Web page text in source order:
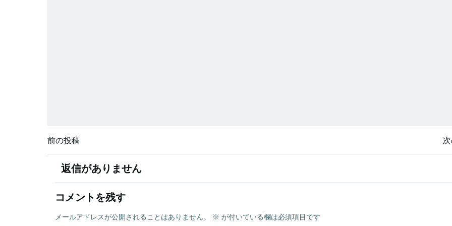
投
稿
ナ
ビ
前の投稿
ビ
返信がありません
コメントを残す
メールアドレスが公開されることはありません。 ※ が付いている欄は必須項目です